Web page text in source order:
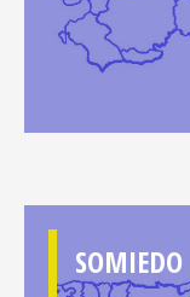
SOMIEDO